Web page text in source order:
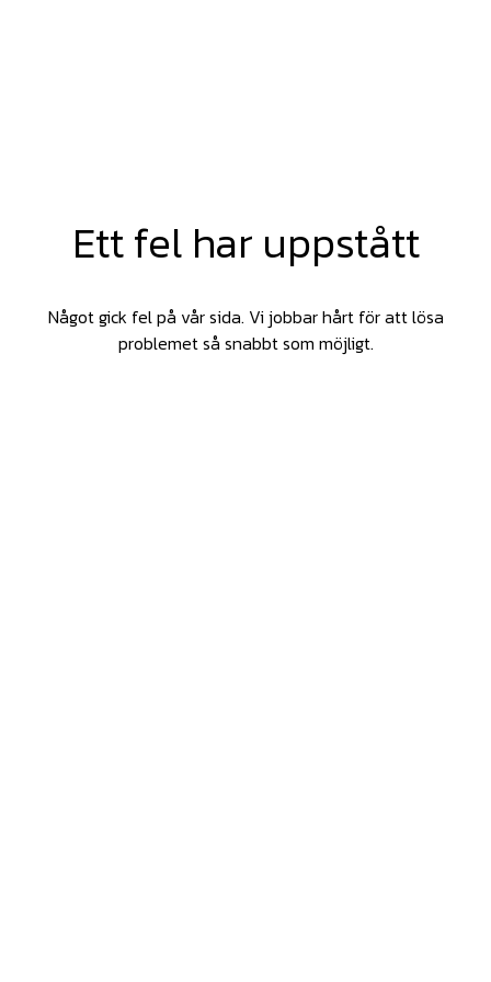
Ett fel har uppstått
Något gick fel på vår sida. Vi jobbar hårt för att lösa
problemet så snabbt som möjligt.